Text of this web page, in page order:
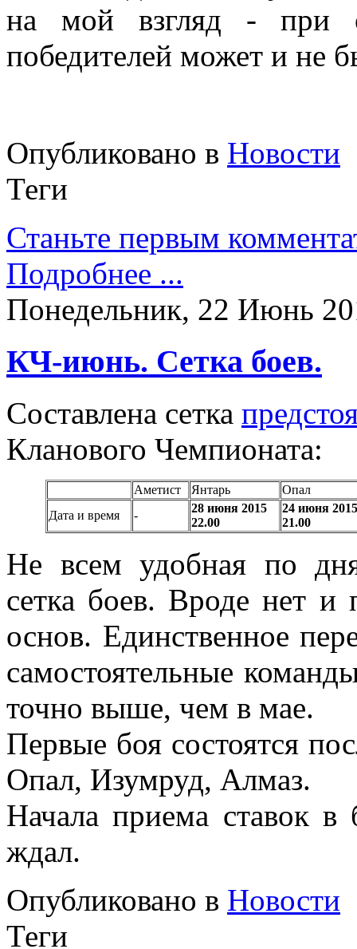
на мой взгляд - при
победителей может и не
Опубликовано в Новости
Теги
Станьте первым
Подробнее ...
Понедельник, 22 Июнь
КЧ-июнь. Сетка боев.
Составлена сетка
Кланового Чемпионата:
Аметист Янтарь
Опал
Дата и время
-
28 июня 2015
22.00
24 июня 2015
21.00
Не всем удобная по
сетка боев. Вроде нет и
основ. Единственное
самостоятельные
точно выше, чем в мае.
Первые боя состоятся
Опал, Изумруд, Алмаз.
Начала приема ставок в
ждал.
Опубликовано в Новости
Теги